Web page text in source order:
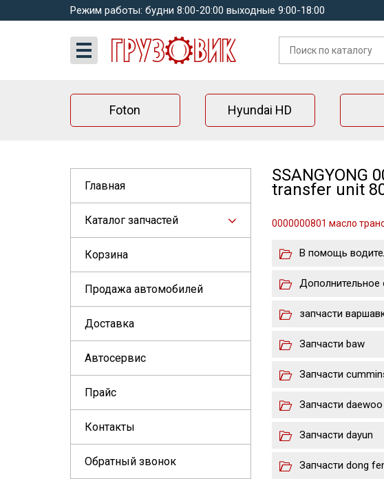
Режим работы: будни 8:00-20:00 выходные 9:00-18:00
Foton Hyundai HD
Главная
Каталог запчастей
Корзина
Продажа автомобилей
Доставка
Автосервис
Прайс
Контакты
Обратный звонок
SSANGYONG
transfer unit
0000000801 масло
В помощь
Дополнительное
запчасти
Запчасти baw
Запчасти
Запчасти daewoo
Запчасти dayun
Запчасти dong